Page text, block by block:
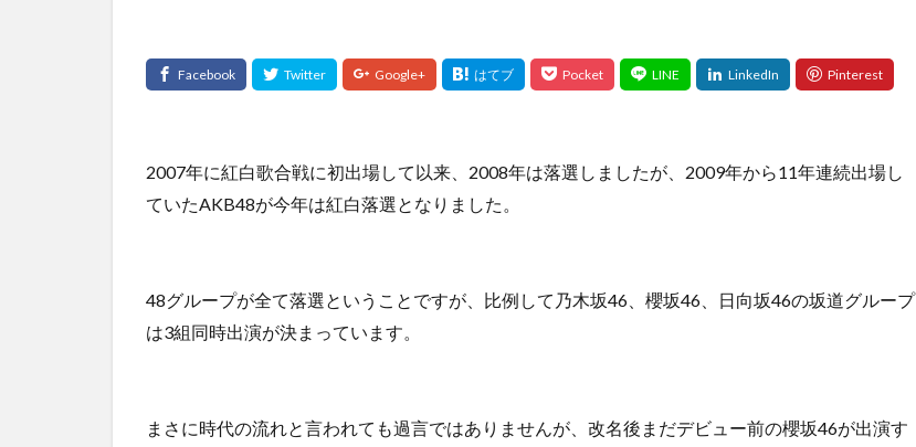
2007年に紅白歌合戦に初出場して以来、2008年は落選しましたが、2009年から11年連続出場し
ていたAKB48が今年は紅白落選となりました。
48グループが全て落選ということですが、比例して乃木坂46、櫻坂46、日向坂46の坂道グループ
は3組同時出演が決まっています。
まさに時代の流れと言われても過言ではありませんが、改名後まだデビュー前の櫻坂46が出演す